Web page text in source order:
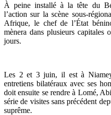
À peine installé à la tête du
l’action sur la scène sous-
Afrique, le chef de l’État
mènera dans plusieurs capitales
jours.
Les 2 et 3 juin, il est à
entretiens bilatéraux avec ses
doit ensuite se rendre à Lomé,
série de visites sans précédent
suprême.